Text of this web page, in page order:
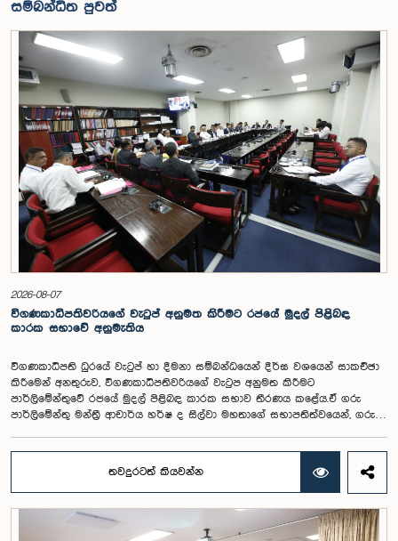
සම්බන්ධිත පුවත්
2026-08-07
විගණකාධිපතිවරියගේ වැටුප් අනුමත කිරීමට රජයේ මුදල් පිළිබඳ
කාරක සභාවේ අනුමැතිය
විගණකාධිපති ධුරයේ වැටුප් හා දීමනා සම්බන්ධයෙන් දීර්ඝ වශයෙන් සාකච්ඡා
කිරීමෙන් අනතුරුව, විගණකාධිපතිවරියගේ වැටුප අනුමත කිරීමට
පාර්ලිමේන්තුවේ රජයේ මුදල් පිළිබඳ කාරක සභාව තීරණය කළේය.ඒ ගරු
පාර්ලිමේන්තු මන්ත්‍රී ආචාර්ය හර්ෂ ද සිල්වා මහතාගේ සභාපතිත්වයෙන්, ගරු
බස්නායක, එම්.කේ.එම්. අස්ලම්, තිලිණ සමරකෝන් සහ චම්පික හෙට්ටිආරච්චි
යන මහත්ම මහත්මීන්ගේ සහභාගීත්වයෙන් මෙම කාරක සභාව
පාර්ලිමේන්තුවේදී පසුගියදා (04) රැස්වූ අවස්ථාවේදීය. ශ්‍රී ලංකා ප්‍රජාතාන්ත්‍රික
සමාජවාදී ජනරජයේ ආණ්ඩුක්‍රම ව්‍යවස්ථාවේ 153(2) ව්‍යවස්ථාව ප්‍රකාරව
විගණකාධිපති ධුරයේ වැටුප් සම්බන්ධයෙන් අදාළ යෝජනාව කාරක සභාවේ
තවදුරටත් කියවන්න